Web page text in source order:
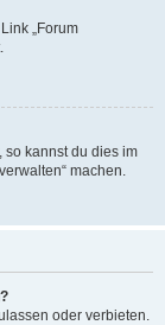
„Forum
so kannst du dies im
machen.
oder verbieten.